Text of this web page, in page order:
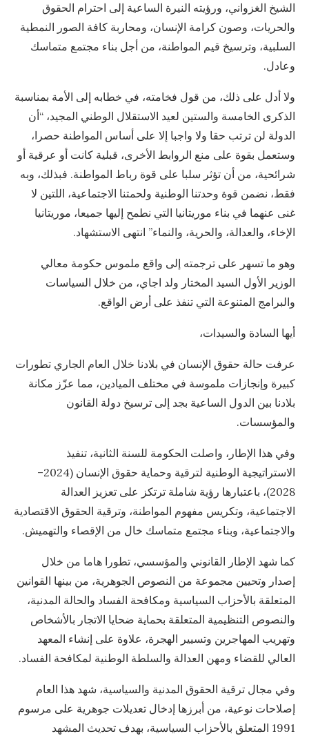
الشيخ الغزواني، ورؤيته النيرة الساعية إلى احترام الحقوق
والحريات، وصون كرامة الإنسان، ومحاربة كافة الصور النمطية
السلبية، وترسيخ قيم المواطنة، من أجل بناء مجتمع متماسك
وعادل.
ولا أدل على ذلك، من قول فخامته، في خطابه إلى الأمة بمناسبة
الذكرى الخامسة والستين لعيد الاستقلال الوطني المجيد، “أن
الدولة لن ترتب حقا ولا واجبا إلا على أساس المواطنة حصرا،
وستعمل بقوة على منع الروابط الأخرى، قبلية كانت أو عرقية أو
شرائحية، من أن تؤثر سلبا على قوة رباط المواطنة. فبذلك، وبه
فقط، نضمن قوة وحدتنا الوطنية ولحمتنا الاجتماعية، اللتين لا
غنى عنهما في بناء موريتانيا التي نطمح إليها جميعا، موريتانيا
الإخاء، والعدالة، والحرية، والنماء” انتهى الاستشهاد.
وهو ما تسهر على ترجمته إلى واقع ملموس حكومة معالي
الوزير الأول السيد المختار ولد اجاي، من خلال السياسات
والبرامج المتنوعة التي تنفذ على أرض الواقع.
أيها السادة والسيدات،
عرفت حالة حقوق الإنسان في بلادنا خلال العام الجاري تطورات
كبيرة وإنجازات ملموسة في مختلف الميادين، مما عزّز مكانة
بلادنا بين الدول الساعية بجد إلى ترسيخ دولة القانون
والمؤسسات.
وفي هذا الإطار، واصلت الحكومة للسنة الثانية، تنفيذ
الاستراتيجية الوطنية لترقية وحماية حقوق الإنسان (2024–
2028)، باعتبارها رؤية شاملة ترتكز على تعزيز العدالة
الاجتماعية، وتكريس مفهوم المواطنة، وترقية الحقوق الاقتصادية
والاجتماعية، وبناء مجتمع متماسك خال من الإقصاء والتهميش.
كما شهد الإطار القانوني والمؤسسي، تطورا هاما من خلال
إصدار وتحيين مجموعة من النصوص الجوهرية، من بينها القوانين
المتعلقة بالأحزاب السياسية ومكافحة الفساد والحالة المدنية،
والنصوص التنظيمية المتعلقة بحماية ضحايا الاتجار بالأشخاص
وتهريب المهاجرين وتسيير الهجرة، علاوة على إنشاء المعهد
العالي للقضاء ومهن العدالة والسلطة الوطنية لمكافحة الفساد.
وفي مجال ترقية الحقوق المدنية والسياسية، شهد هذا العام
إصلاحات نوعية، من أبرزها إدخال تعديلات جوهرية على مرسوم
1991 المتعلق بالأحزاب السياسية، بهدف تحديث المشهد